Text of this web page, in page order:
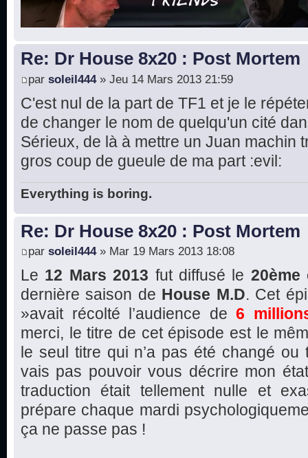
Re: Dr House 8x20 : Post Mortem
par soleil444» Jeu 14 Mars 2013 21:59
C'est nul de la part de TF1 et je le
de changer le nom de quelqu'un cité
Sérieux, de là à mettre un Juan machin
gros coup de gueule de ma part :evil:
Everything is boring.
Re: Dr House 8x20 : Post Mortem
par soleil444» Mar 19 Mars 2013 18:08
Le 12 Mars 2013 fut diffusé le 20ème
dernière saison de House M.D. Cet
»avait récolté l’audience de6
merci, le titre de cet épisode est le
le seul titre qui n’a pas été changé
vais pas pouvoir vous décrire mon
traduction était tellement nulle et
prépare chaque mardi
ça ne passe pas !